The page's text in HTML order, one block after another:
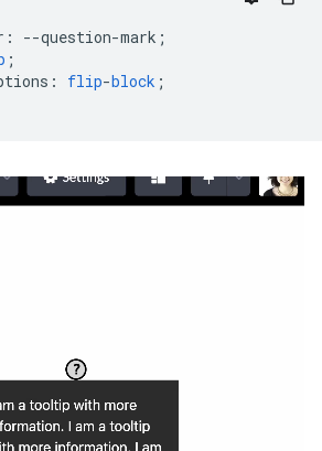
: --question-mark ;
;
: flip-block ;